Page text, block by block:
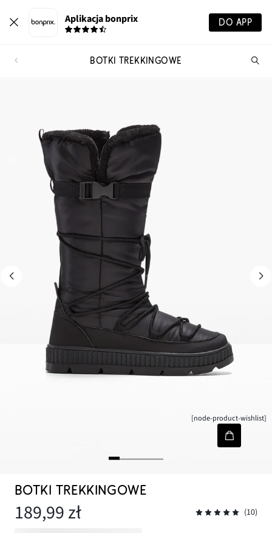
Aplikacja bonprix DO APP
BOTKI TREKKINGOWE
[node-product-wishlist]
BOTKI TREKKINGOWE
189,99 zł (10)